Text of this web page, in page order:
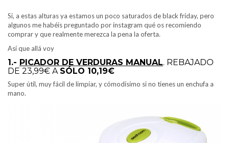
Si, a estas alturas ya estamos un poco saturados de black friday, pero
algunos me habéis preguntado por instagram qué os recomiendo
comprar y que realmente merezca la pena la oferta.
Así que allá voy
1.- PICADOR DE VERDURAS MANUAL. REBAJADO
DE 23,99€ A SÓLO 10,19€
Super útil, muy fácil de limpiar, y cómodísimo si no tienes un enchufa a
mano.